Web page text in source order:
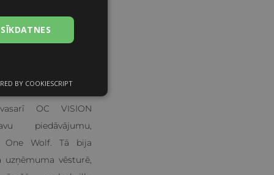
OC VISION
piedāvājumu,
One Wolf. Tā bija
uzņēmuma vēsturē,
sīkdatnes
BY COOKIESCRIPT